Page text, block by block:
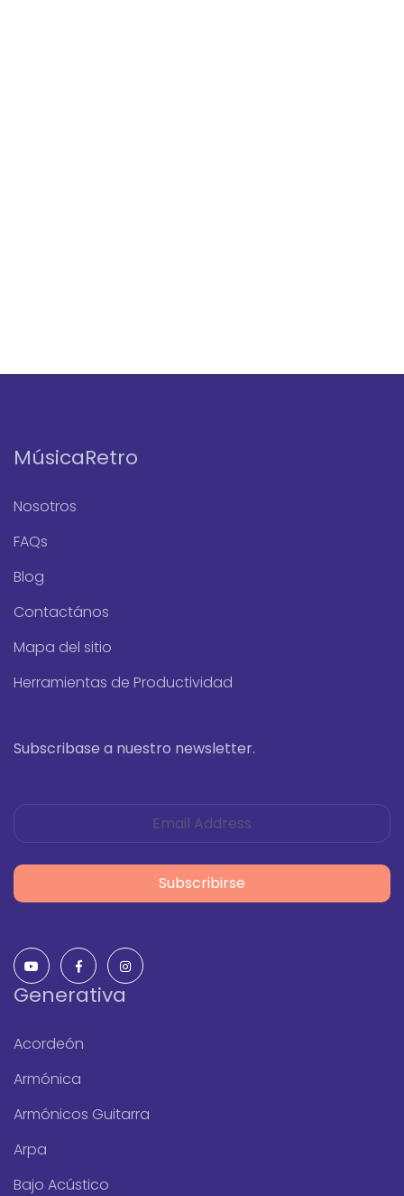
MúsicaRetro
Nosotros
FAQs
Blog
Contactános
Mapa del sitio
Herramientas de Productividad
Subscribase a nuestro newsletter.
Subscribirse
Generativa
Acordeón
Armónica
Armónicos Guitarra
Arpa
Bajo Acústico